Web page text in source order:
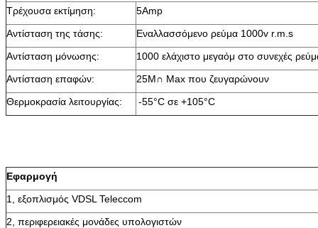
Τρέχουσα εκτίμηση:
5Amp
Αντίσταση της τάσης:
Εναλλασσόμενο ρεύμα 1000v r.m.s
Αντίσταση μόνωσης:
1000 ελάχιστο μεγαόμ στο συνεχές
Αντίσταση επαφών:
25M∩ Max που ζευγαρώνουν
Θερμοκρασία λειτουργίας:
-55°C σε +105°C
Εφαρμογή
1, εξοπλισμός VDSL Teleccom
2, περιφερειακές μονάδες υπολογιστών